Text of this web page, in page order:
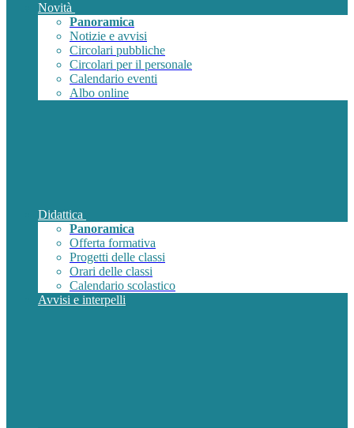
Novità
Panoramica
Notizie e avvisi
Circolari pubbliche
Circolari per il personale
Calendario eventi
Albo online
Didattica
Panoramica
Offerta formativa
Progetti delle classi
Orari delle classi
Calendario scolastico
Avvisi e interpelli